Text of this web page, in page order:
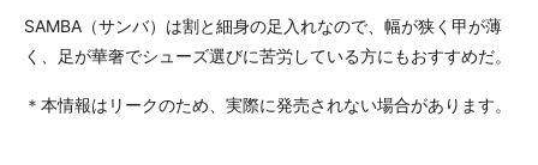
SAMBA（サンバ）は割と細身の足入れなので、幅が狭く甲が薄
く、足が華奢でシューズ選びに苦労している方にもおすすめだ。
＊本情報はリークのため、実際に発売されない場合があります。